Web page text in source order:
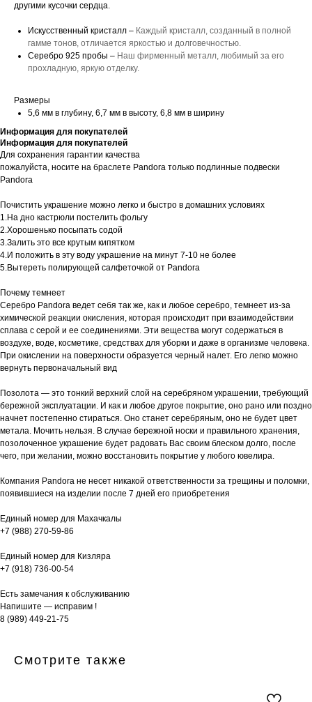
другими кусочки сердца.
Искусственный кристалл – Каждый кристалл, созданный в полной
гамме тонов, отличается яркостью и долговечностью.
Серебро 925 пробы – Наш фирменный металл, любимый за его
прохладную, яркую отделку.
Размеры
5,6 мм в глубину, 6,7 мм в высоту, 6,8 мм в ширину
Информация для покупателей
Информация для покупателей
Для сохранения гарантии качества
пожалуйста, носите на браслете Pandora только подлинные подвески
Pandora
Почистить украшение можно легко и быстро в домашних условиях
1.На дно кастрюли постелить фольгу
2.Хорошенько посыпать содой
3.Залить это все крутым кипятком
4.И положить в эту воду украшение на минут 7-10 не более
5.Вытереть полирующей салфеточкой от Pandora
Почему темнеет
Серебро Pandora ведет себя так же, как и любое серебро, темнеет из-за
химической реакции окисления, которая происходит при взаимодействии
сплава с серой и ее соединениями. Эти вещества могут содержаться в
воздухе, воде, косметике, средствах для уборки и даже в организме человека.
При окислении на поверхности образуется черный налет. Его легко можно
вернуть первоначальный вид
Позолота — это тонкий верхний слой на серебряном украшении, требующий
бережной эксплуатации. И как и любое другое покрытие, оно рано или поздно
начнет постепенно стираться. Оно станет серебряным, оно не будет цвет
метала. Мочить нельзя. В случае бережной носки и правильного хранения,
позолоченное украшение будет радовать Вас своим блеском долго, после
чего, при желании, можно восстановить покрытие у любого ювелира.
Компания Pandora не несет никакой ответственности за трещины и поломки,
появившиеся на изделии после 7 дней его приобретения
Единый номер для Махачкалы
+7 (988) 270-59-86
Единый номер для Кизляра
+7 (918) 736-00-54
Есть замечания к обслуживанию
Напишите — исправим !
8 (989) 449-21-75
Смотрите также